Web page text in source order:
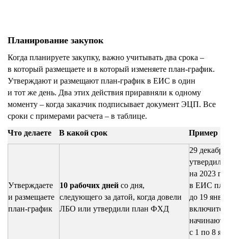
Планирование закупок
Когда планируете закупку, важно учитывать два срока –
в который размещаете и в который изменяете план-график.
Утверждают и размещают план-график в ЕИС в один
и тот же день. Два этих действия приравняли к одному
моменту – когда заказчик подписывает документ ЭЦП. Все
сроки с примерами расчета – в таблице.
Что делаете
В какой срок Пример
Утверждаете
и размещаете
план-график
10 рабочих дней со дня,
следующего за датой, когда довели
ЛБО или утвердили план ФХД
29
утвердил
на 2023
в ЕИС
до 19
начинают
с 1 по 8